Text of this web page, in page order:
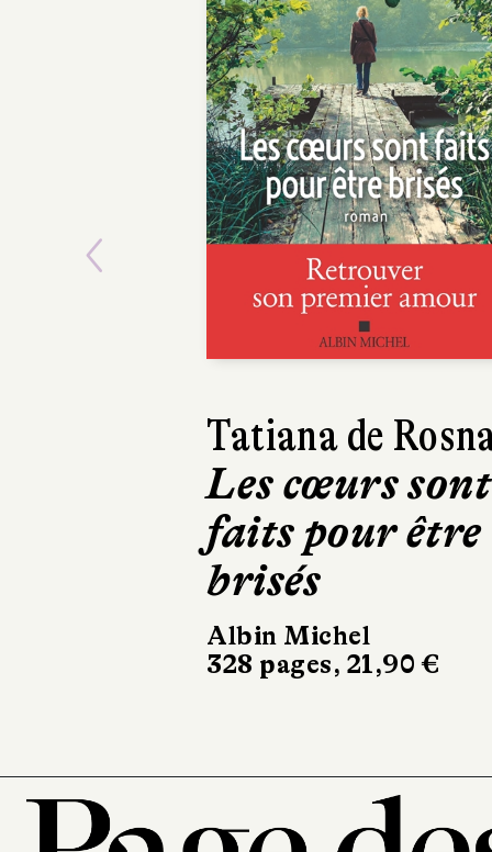
Tatiana de
Les cœurs sont
faits pour être
brisés
Albin Michel
328 pages, 21,90 €
Richard
Belfast
Previous